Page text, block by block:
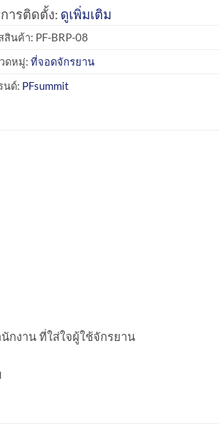
ารติดตั้ง: ดูเพิ่มเติม
สินค้า: PF-BRP-08
ดหมู่: ที่จอดจักรยาน
นด์: PFsummit
กงาน ที่ใส่ใจผู้ใช้จักรยาน